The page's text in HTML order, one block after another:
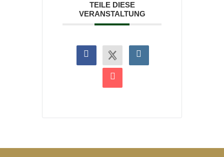
TEILE DIESE
VERANSTALTUNG